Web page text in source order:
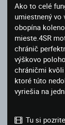
Ako to celé
umiestnený vo
obopína
mieste.4SR
chránič
výškovo
chráničmi kvôli
ktoré túto
vyriešia na
Tu si